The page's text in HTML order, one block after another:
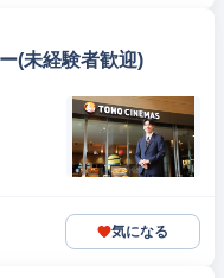
(未経験者歓迎)
気になる